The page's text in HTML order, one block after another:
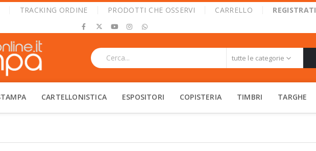
TRACKING ORDINE PRODOTTI CHE OSSERVI CARRELLO REGISTRATI
tutte le categorie
CARTELLONISTICA ESPOSITORI COPISTERIA TIMBRI TARGHE